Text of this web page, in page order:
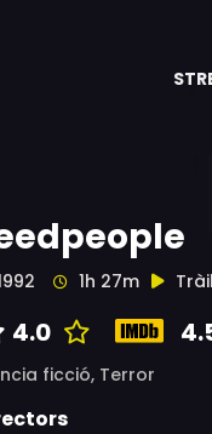
1h 27m
4.0
ficció, Terror